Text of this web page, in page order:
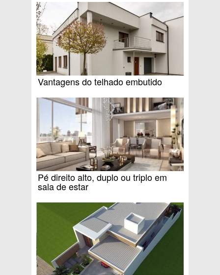
Vantagens do telhado embutido
Pé direito alto, duplo ou triplo em
sala de estar